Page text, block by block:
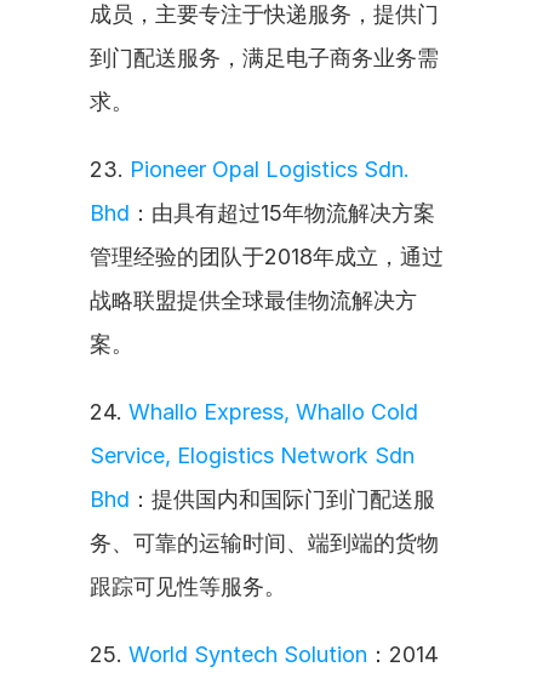
成员，主要专注于快递服务，提供门
到门配送服务，满足电子商务业务需
求。
23. Pioneer Opal Logistics Sdn.
Bhd ：由具有超过15年物流解决方案
管理经验的团队于2018年成立，通过
战略联盟提供全球最佳物流解决方
案。
24. Whallo Express, Whallo Cold
Service, Elogistics Network Sdn
Bhd ：提供国内和国际门到门配送服
务、可靠的运输时间、端到端的货物
跟踪可见性等服务。
25. World Syntech Solution ：2014